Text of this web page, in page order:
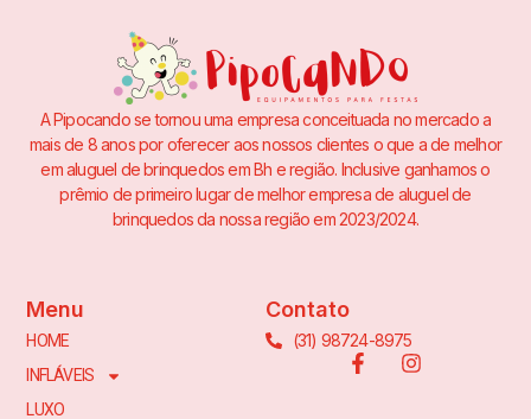
A Pipocando se tornou uma empresa conceituada no mercado a
mais de 8 anos por oferecer aos nossos clientes o que a de melhor
em aluguel de brinquedos em Bh e região. Inclusive ganhamos o
prêmio de primeiro lugar de melhor empresa de aluguel de
brinquedos da nossa região em 2023/2024.
Menu
HOME
INFLÁVEIS
LUXO
Contato
(31) 98724-8975